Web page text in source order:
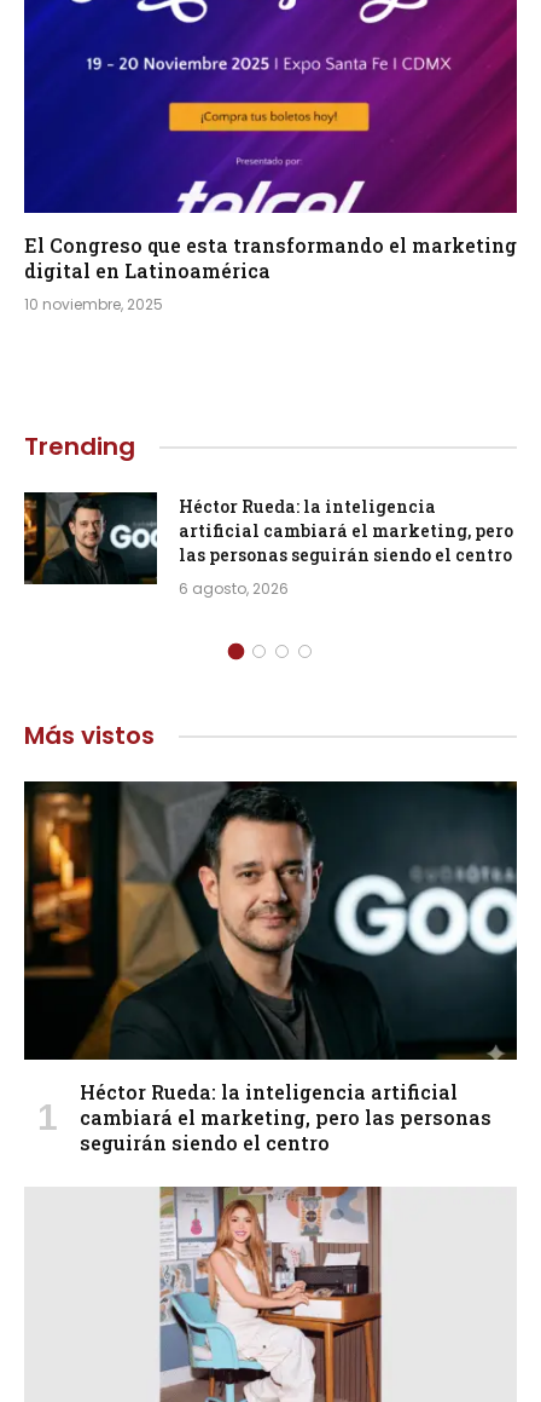
El Congreso que esta transformando el marketing
digital en Latinoamérica
10 noviembre, 2025
Trending
Héctor Rueda: la inteligencia
artificial cambiará el marketing, pero
las personas seguirán siendo el centro
6 agosto, 2026
Más vistos
Héctor Rueda: la inteligencia artificial
cambiará el marketing, pero las personas
seguirán siendo el centro